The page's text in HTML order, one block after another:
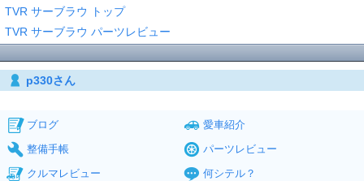
TVR サーブラウ トップ
TVR サーブラウ パーツレビュー
p330さん
ブログ
愛車紹介
整備手帳
パーツレビュー
クルマレビュー
何シテル？